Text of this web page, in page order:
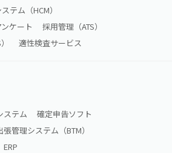
テム（HCM）
ケート
採用管理（ATS）
適性検査サービス
ステム
確定申告ソフト
張管理システム（BTM）
ERP